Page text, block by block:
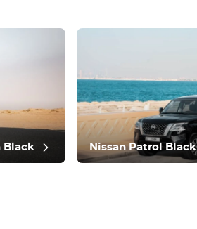
Black Nissan Patrol Black